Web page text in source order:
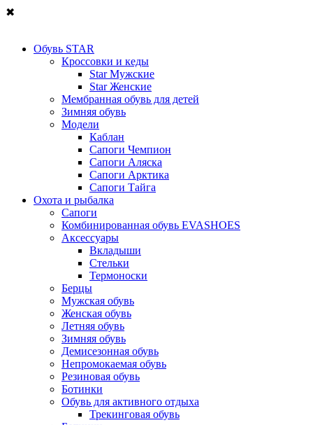
✖
Обувь STAR
Кроссовки и кеды
Star Мужские
Star Женские
Мембранная обувь для детей
Зимняя обувь
Модели
Каблан
Сапоги Чемпион
Сапоги Аляска
Сапоги Арктика
Сапоги Тайга
Охота и рыбалка
Сапоги
Комбинированная обувь EVASHOES
Аксессуары
Вкладыши
Стельки
Термоноски
Берцы
Мужская обувь
Женская обувь
Летняя обувь
Зимняя обувь
Демисезонная обувь
Непромокаемая обувь
Резиновая обувь
Ботинки
Обувь для активного отдыха
Трекинговая обувь